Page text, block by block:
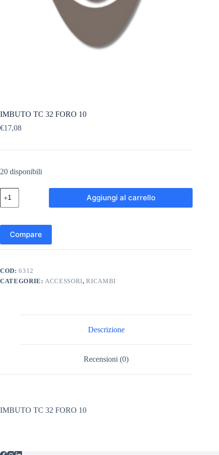
IMBUTO TC 32 FORO 10
€17,08
20 disponibili
IMBUTO
TC
32
10
quantità
Aggiungi al carrello
Compare
COD:6312
CATEGORIE: ACCESSORI,RICAMBI
Descrizione
Recensioni (0)
IMBUTO TC 32 FORO 10